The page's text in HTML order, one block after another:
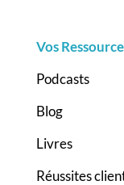
Vos
Podcasts
Blog
Livres
Réussites